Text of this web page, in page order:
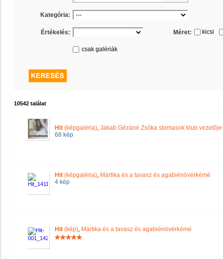
Kategória:
Értékelés: Méret: kicsi
csak galériák
10542 találat
Hit (képgaléria), Jakab Gézáné Zsóka stomasok klub vezetője
68 kép
Hit (képgaléria), Mártika és a tavasz és agabiénövérkémé
4 kép
Hit (kép), Mártika és a tavasz és agabiénövérkémé